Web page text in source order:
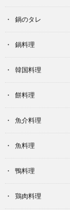
鍋のタレ
鍋料理
韓国料理
餅料理
魚介料理
魚料理
鴨料理
鶏肉料理